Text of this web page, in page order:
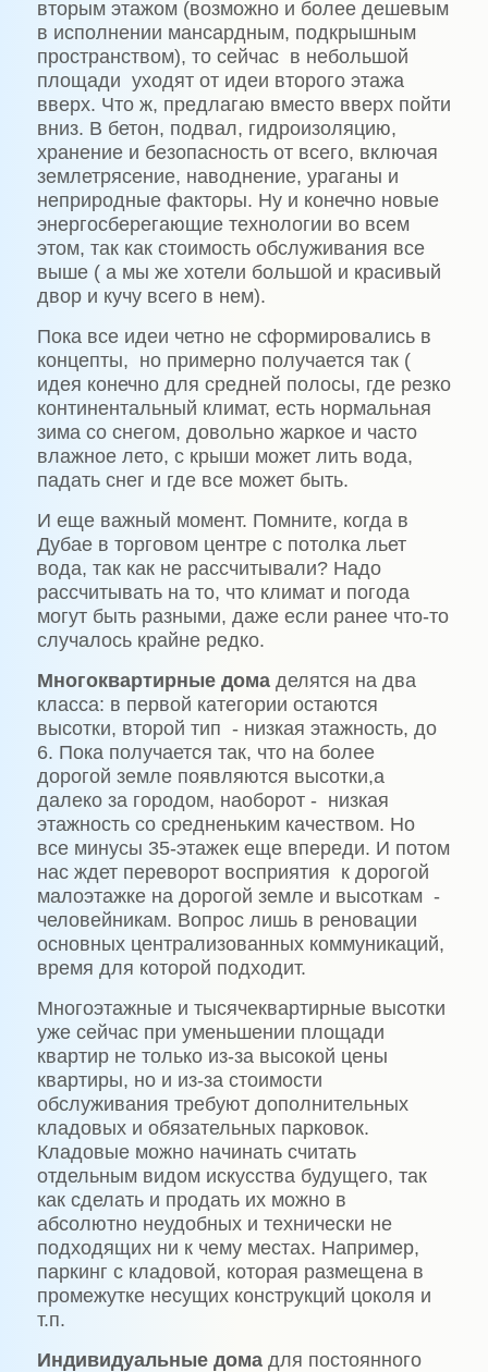
вторым этажом (возможно и более дешевым
в исполнении мансардным, подкрышным
пространством), то сейчас в небольшой
площади уходят от идеи второго этажа
вверх. Что ж, предлагаю вместо вверх пойти
вниз. В бетон, подвал, гидроизоляцию,
хранение и безопасность от всего, включая
землетрясение, наводнение, ураганы и
неприродные факторы. Ну и конечно новые
энергосберегающие технологии во всем
этом, так как стоимость обслуживания все
выше ( а мы же хотели большой и красивый
двор и кучу всего в нем).
Пока все идеи четно не сформировались в
концепты, но примерно получается так (
идея конечно для средней полосы, где резко
континентальный климат, есть нормальная
зима со снегом, довольно жаркое и часто
влажное лето, с крыши может лить вода,
падать снег и где все может быть.
И еще важный момент. Помните, когда в
Дубае в торговом центре с потолка льет
вода, так как не рассчитывали? Надо
рассчитывать на то, что климат и погода
могут быть разными, даже если ранее что-то
случалось крайне редко.
Многоквартирные домаделятся на два
класса: в первой категории остаются
высотки, второй тип - низкая этажность, до
6. Пока получается так, что на более
дорогой земле появляются высотки,а
далеко за городом, наоборот - низкая
этажность со средненьким качеством. Но
все минусы 35-этажек еще впереди. И потом
нас ждет переворот восприятия к дорогой
малоэтажке на дорогой земле и высоткам -
человейникам. Вопрос лишь в реновации
основных централизованных коммуникаций,
время для которой подходит.
Многоэтажные и тысячеквартирные высотки
уже сейчас при уменьшении площади
квартир не только из-за высокой цены
квартиры, но и из-за стоимости
обслуживания требуют дополнительных
кладовых и обязательных парковок.
Кладовые можно начинать считать
отдельным видом искусства будущего, так
как сделать и продать их можно в
абсолютно неудобных и технически не
подходящих ни к чему местах. Например,
паркинг с кладовой, которая размещена в
промежутке несущих конструкций цоколя и
т.п.
Индивидуальные домадля постоянного